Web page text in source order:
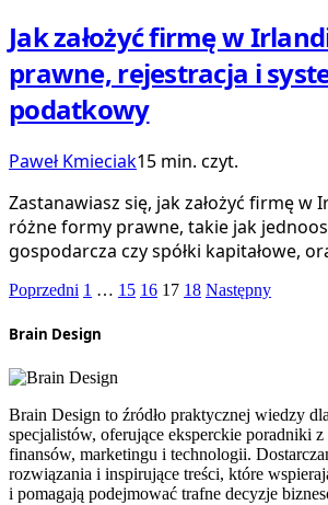
Jak założyć firmę w
prawne, rejestracja i
podatkowy
Paweł Kmieciak15 min. czyt.
Zastanawiasz się, jak założyć firmę w
różne formy prawne, takie jak
gospodarcza czy spółki kapitałowe,
Poprzedni 1 … 15 16 17 18 Następny
Brain Design
Brain Design to źródło praktycznej wiedzy
specjalistów, oferujące eksperckie poradniki z
finansów, marketingu i technologii.
rozwiązania i inspirujące treści, które
i pomagają podejmować trafne decyzje